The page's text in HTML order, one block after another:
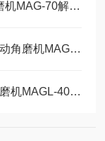
日本NITTO日东工器 7 寸重型气动角磨机MAG-70解决方案
日本NITTO日东工器防水加长款4寸气动角磨机MAGW-40维修保养
日本NITTO日东工器加长型4寸气动角磨机MAGL-40技术参数